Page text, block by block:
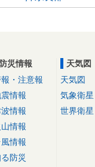
防災情報
・注意報
情報
情報
情報
情報
防災
天気図
天気図
気象衛星
世界衛星